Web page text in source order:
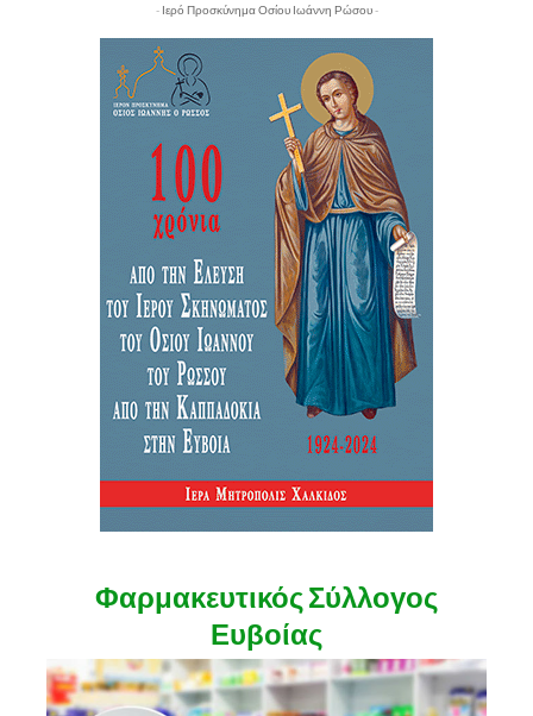
- Ιερό Προσκύνημα Οσίου Ιωάννη Ρώσου -
Φαρμακευτικός Σύλλογος
Ευβοίας